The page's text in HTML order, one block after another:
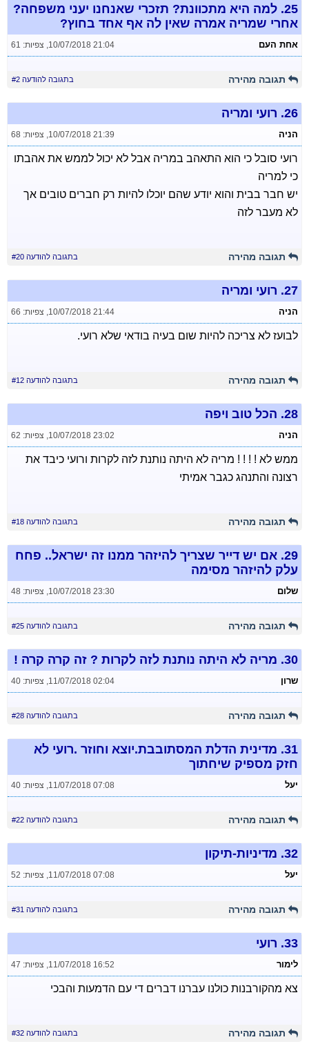
25. למה היא מתכוונת? תזכרי שאנחנו יעני משפחה?
אחרי שמריה אמרה שאין לה אף אחד בחוץ?
אחת העם 10/07/2018 21:04
, צפיות: 61
תגובה מהירה בתגובה להודעה #2
26. רועי ומריה
הניה 10/07/2018 21:39
, צפיות: 68
רועי סובל כי הוא התאהב במריה אבל לא יכול לממש את אהבתו
כי למריה
יש חבר בבית והוא יודע שהם יוכלו להיות רק חברים טובים אך
לא מעבר לזה
תגובה מהירה בתגובה להודעה #20
27. רועי ומריה
הניה 10/07/2018 21:44
, צפיות: 66
לבועז לא צריכה להיות שום בעיה בודאי שלא רועי.
תגובה מהירה בתגובה להודעה #12
28. הכל טוב ויפה
הניה 10/07/2018 23:02
, צפיות: 62
ממש לא ! ! ! ! מריה לא היתה נותנת לזה לקרות ורועי כיבד את
רצונה והתנהג כגבר אמיתי
תגובה מהירה בתגובה להודעה #18
29. אם יש דייר שצריך להיזהר ממנו זה ישראל.. פחח
עלק להיזהר מסימה
שלום 10/07/2018 23:30
, צפיות: 48
תגובה מהירה בתגובה להודעה #25
30. מריה לא היתה נותנת לזה לקרות ? זה קרה קרה !
שרון 11/07/2018 02:04
, צפיות: 40
תגובה מהירה בתגובה להודעה #28
31. מדינית הדלת המסתובבת.יוצא וחוזר .רועי לא
חזק מספיק שיחתוך
יעל 11/07/2018 07:08
, צפיות: 40
תגובה מהירה בתגובה להודעה #22
32. מדיניות-תיקון
יעל 11/07/2018 07:08
, צפיות: 52
תגובה מהירה בתגובה להודעה #31
33. רועי
לימור 11/07/2018 16:52
, צפיות: 47
צא מהקורבנות כולנו עברנו דברים די עם הדמעות והבכי
תגובה מהירה בתגובה להודעה #32